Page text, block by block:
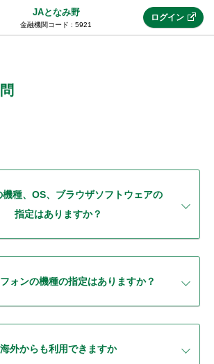
JAとなみ野
金融機関コード : 5921
(法人JAネットバンク)
ップ
ログイン
種、OS、ブラウザソフトウェアの
指定はありますか？
ォンの機種の指定はありますか？
海外からも利用できますか